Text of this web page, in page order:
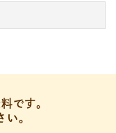
です。
い。